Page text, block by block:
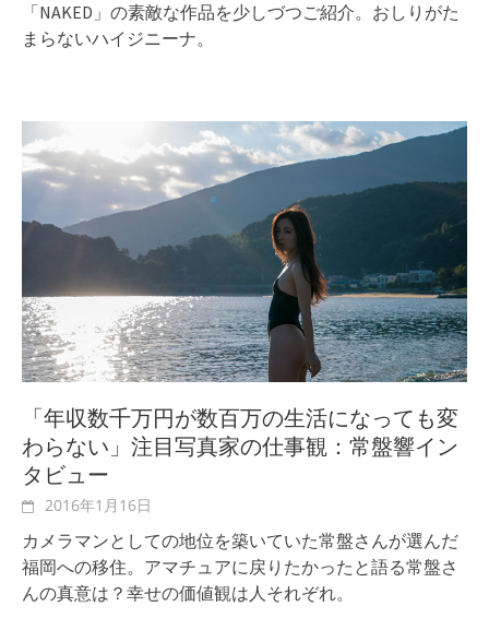
「NAKED」の素敵な作品を少しづつご紹介。おしりがた
まらないハイジニーナ。
「年収数千万円が数百万の生活になっても変
わらない」注目写真家の仕事観：常盤響イン
タビュー
2016年1月16日
カメラマンとしての地位を築いていた常盤さんが選んだ
福岡への移住。アマチュアに戻りたかったと語る常盤さ
んの真意は？幸せの価値観は人それぞれ。